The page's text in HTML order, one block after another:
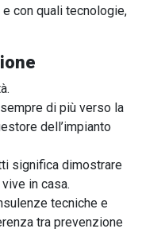
con quali tecnologie,
di più verso la
dell’impianto
significa dimostrare
in casa.
tecniche e
tra prevenzione